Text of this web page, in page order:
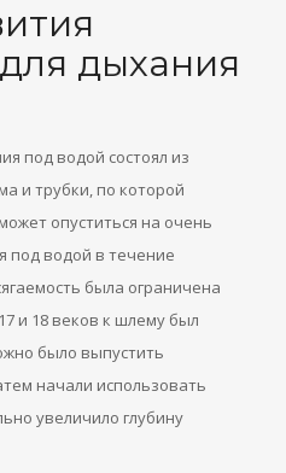
дыхания
под водой состоял из
и трубки, по которой
опуститься на очень
под водой в течение
была ограничена
и 18 веков к шлему был
было выпустить
начали использовать
увеличило глубину